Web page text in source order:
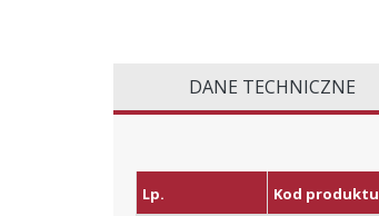
DANE TECHNICZNE
Lp. Kod produktu